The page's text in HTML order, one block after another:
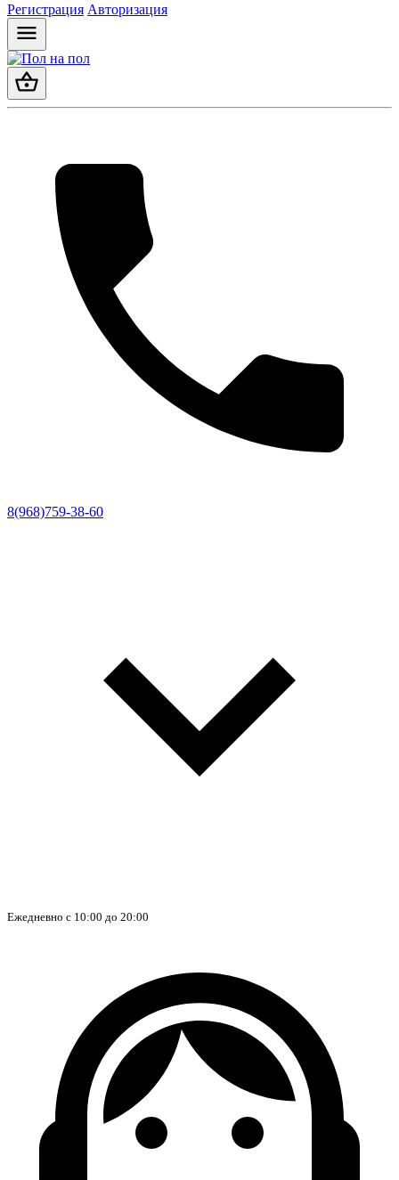
Регистрация Авторизация
8(968)759-38-60
Ежедневно с 10:00 до 20:00